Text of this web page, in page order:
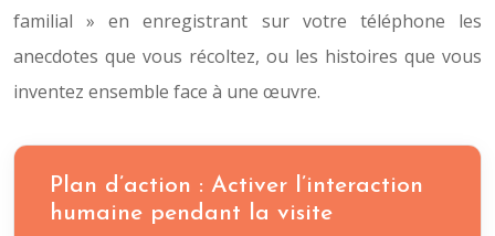
familial » en enregistrant sur votre téléphone les
anecdotes que vous récoltez, ou les histoires que vous
inventez ensemble face à une œuvre.
Plan d’action : Activer l’interaction
humaine pendant la visite